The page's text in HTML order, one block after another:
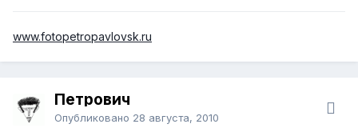
www.fotopetropavlovsk.ru
Петрович
Опубликовано 28 августа, 2010